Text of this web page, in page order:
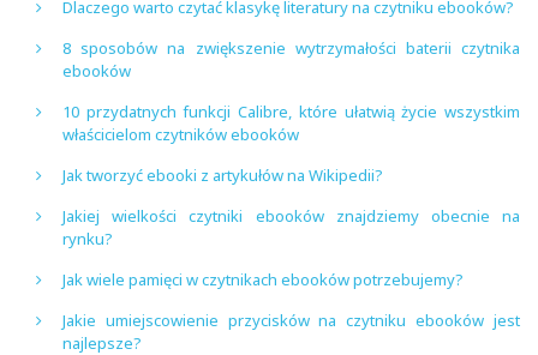
Dlaczego warto czytać klasykę literatury na czytniku ebooków?
8 sposobów na zwiększenie wytrzymałości baterii czytnika
ebooków
10 przydatnych funkcji Calibre, które ułatwią życie wszystkim
właścicielom czytników ebooków
Jak tworzyć ebooki z artykułów na Wikipedii?
Jakiej wielkości czytniki ebooków znajdziemy obecnie na
rynku?
Jak wiele pamięci w czytnikach ebooków potrzebujemy?
Jakie umiejscowienie przycisków na czytniku ebooków jest
najlepsze?